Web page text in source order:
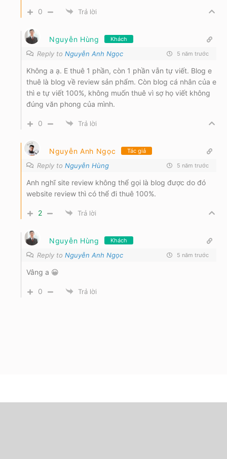
0 Trả lời
Nguyễn Hùng Khách
Reply to Nguyễn Anh Ngọc 5 năm trước
Không a ạ. E thuê 1 phần, còn 1 phần vẫn tự viết. Blog e
thuê là blog về review sản phẩm. Còn blog cá nhân của e
thì e tự viết 100%, không muốn thuê vì sợ họ viết không
đúng văn phong của mình.
0 Trả lời
Nguyễn Anh Ngọc Tác giả
Reply to Nguyễn Hùng 5 năm trước
Anh nghĩ site review không thể gọi là blog được do đó
website review thì có thể đi thuê 100%.
2 Trả lời
Nguyễn Hùng Khách
Reply to Nguyễn Anh Ngọc 5 năm trước
Vâng a 😀
0 Trả lời